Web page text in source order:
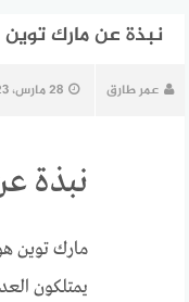
نبذة عن مارك توين
عمر طارق 28 مارس، 2023
نبذة
مارك توين
يمتلكون